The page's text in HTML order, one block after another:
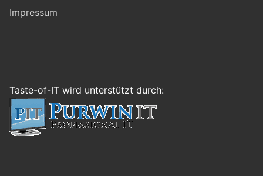
Impressum
Taste-of-IT wird unterstützt durch: